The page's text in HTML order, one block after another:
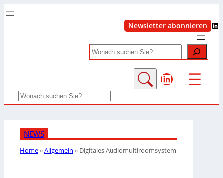
Newsletter abonnieren LinkedIn
Search
LinkedIn
Search
NEWS
Home»Allgemein » Digitales Audiomultiroomsystem